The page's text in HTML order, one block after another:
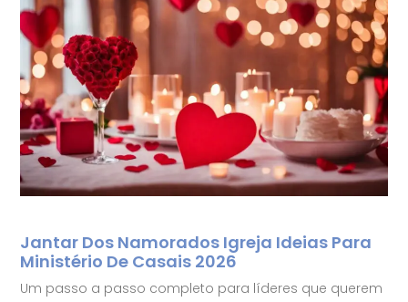
Jantar Dos Namorados Igreja Ideias Para
Ministério De Casais 2026
Um passo a passo completo para líderes que querem